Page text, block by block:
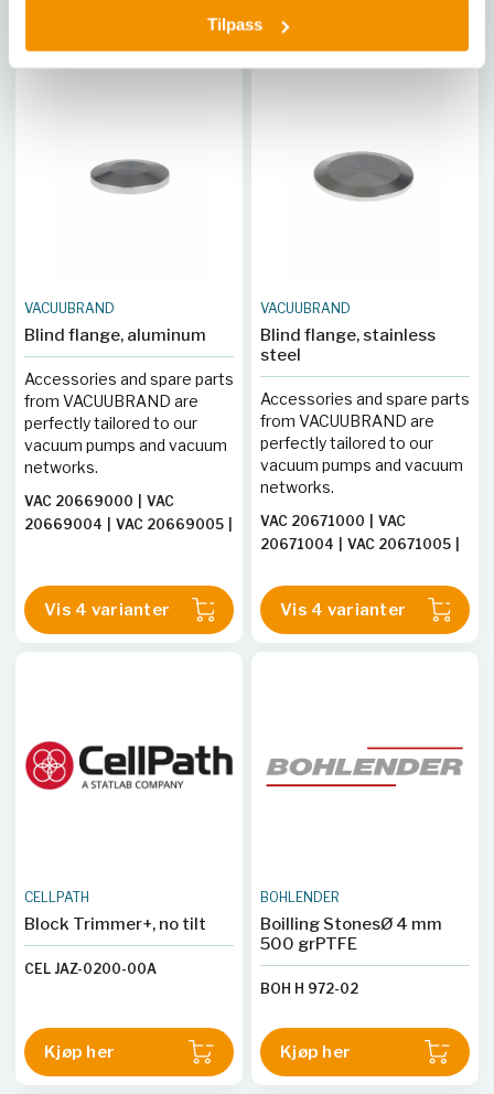
Tilpass Kjøp her
VACUUBRAND
Blind flange, aluminum
Accessories and spare parts
from VACUUBRAND are
perfectly tailored to our
vacuum pumps and vacuum
networks.
VAC 20669000
VAC
20669004
VAC 20669005
Vis 4 varianter
VACUUBRAND
Blind flange, stainless
steel
Accessories and spare parts
from VACUUBRAND are
perfectly tailored to our
vacuum pumps and vacuum
networks.
VAC 20671000
VAC
20671004
VAC 20671005
Vis 4 varianter
CELLPATH
Block Trimmer+, no tilt
CEL JAZ-0200-00A
Kjøp her
BOHLENDER
Boilling StonesØ 4 mm
500 grPTFE
BOH H 972-02
Kjøp her